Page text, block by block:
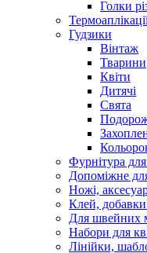
Голки
Гудзики
Вінтаж
Тварини
Квіти
Дитячі
Свята
Фурнітура
Допоміжне
Ножі,
Клей,
Для швейних
Набори для
Лінійки,